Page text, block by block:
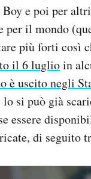
Boy e poi per
per il mondo
più forti così
il 6 luglioin
è uscito negli
si può già
essere
di seguito